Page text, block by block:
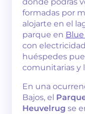
formadas por
alojarte en el
parque en
con
huéspedes
comunitarias y
En una
Bajos, el
Heuvelrug se